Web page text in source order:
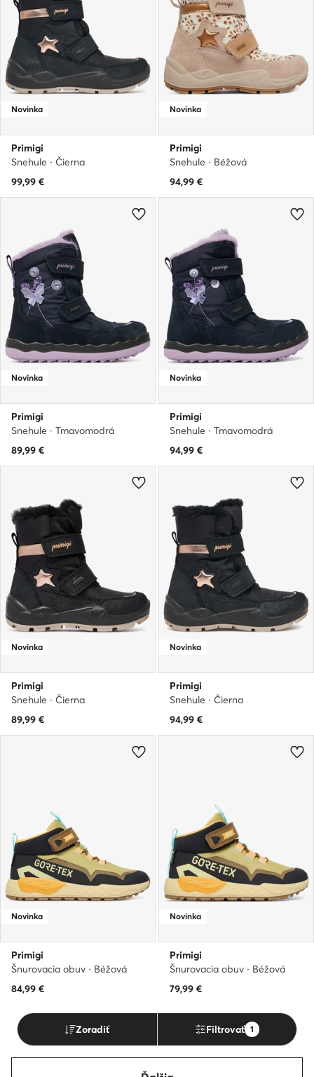
Novinka
Primigi
Snehule · Čierna
99,99 €
Novinka
Primigi
Snehule · Béžová
94,99 €
Novinka
Primigi
Snehule · Tmavomodrá
89,99 €
Novinka
Primigi
Snehule · Tmavomodrá
94,99 €
Novinka
Primigi
Snehule · Čierna
89,99 €
Novinka
Primigi
Snehule · Čierna
94,99 €
Novinka
Primigi
Šnurovacia obuv · Béžová
84,99 €
Novinka
Primigi
Šnurovacia obuv · Béžová
79,99 €
Zoradiť Filtrovať 1